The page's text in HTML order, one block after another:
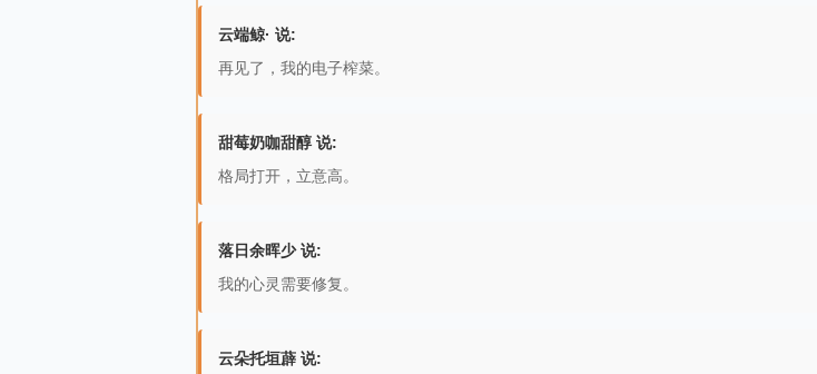
云端鲸· 说:
再见了，我的电子榨菜。
甜莓奶咖甜醇 说:
格局打开，立意高。
落日余晖少 说:
我的心灵需要修复。
云朵托垣薜 说: